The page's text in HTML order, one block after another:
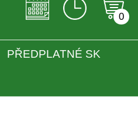
0
PŘEDPLATNÉ SK